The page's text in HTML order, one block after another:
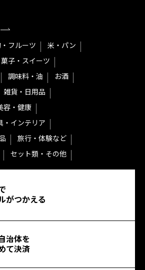
フルーツ
米・パン
菓子・スイーツ
調味料・油
お酒
雑貨・日用品
容・健康
・インテリア
旅行・体験など
セット類・その他
がつかえる
治体を
て決済